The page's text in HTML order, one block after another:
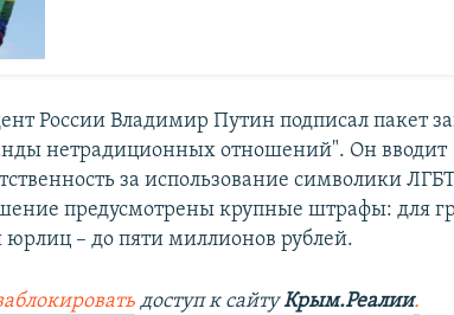
России Владимир Путин подписал пакет
нетрадиционных отношений". Он вводит
за использование символики
предусмотрены крупные штрафы: для
юрлиц – до пяти миллионов рублей.
доступ к сайтуКрым.Реалии.